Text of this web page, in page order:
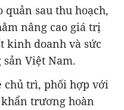
quản sau thu hoạch,
nâng cao giá trị
kinh doanh và sức
Việt Nam.
chủ trì, phối hợp với
trương hoàn